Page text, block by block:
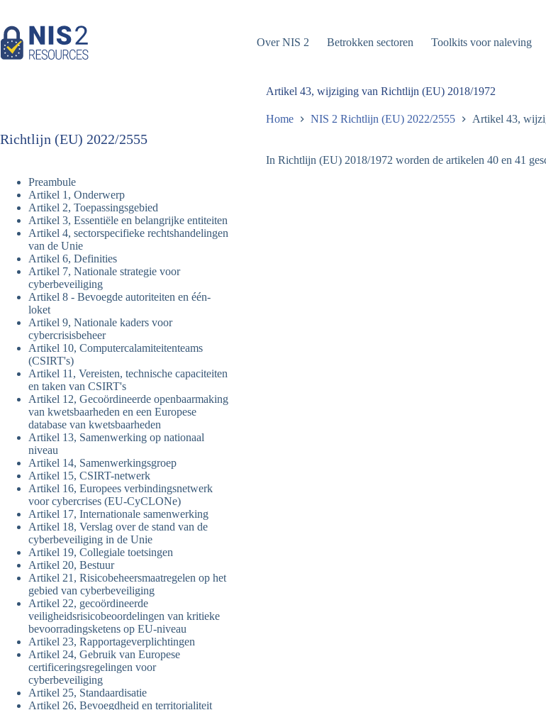
inhoud
Over NIS 2
Betrokken sectoren Toolkits voor naleving
Artikel 43, wijziging van Richtlijn (EU) 2018/1972
Home NIS 2 Richtlijn (EU) 2022/2555 Artikel 43,
In Richtlijn (EU) 2018/1972 worden de artikelen 40 en 41
Richtlijn (EU) 2022/2555
Preambule
Artikel 1, Onderwerp
Artikel 2, Toepassingsgebied
Artikel 3, Essentiële en belangrijke entiteiten
Artikel 4, sectorspecifieke rechtshandelingen
van de Unie
Artikel 6, Definities
Artikel 7, Nationale strategie voor
cyberbeveiliging
Artikel 8 - Bevoegde autoriteiten en één-
loket
Artikel 9, Nationale kaders voor
cybercrisisbeheer
Artikel 10, Computercalamiteitenteams
(CSIRT's)
Artikel 11, Vereisten, technische capaciteiten
en taken van CSIRT's
Artikel 12, Gecoördineerde openbaarmaking
van kwetsbaarheden en een Europese
database van kwetsbaarheden
Artikel 13, Samenwerking op nationaal
niveau
Artikel 14, Samenwerkingsgroep
Artikel 15, CSIRT-netwerk
Artikel 16, Europees verbindingsnetwerk
voor cybercrises (EU-CyCLONe)
Artikel 17, Internationale samenwerking
Artikel 18, Verslag over de stand van de
cyberbeveiliging in de Unie
Artikel 19, Collegiale toetsingen
Artikel 20, Bestuur
Artikel 21, Risicobeheersmaatregelen op het
gebied van cyberbeveiliging
Artikel 22, gecoördineerde
veiligheidsrisicobeoordelingen van kritieke
bevoorradingsketens op EU-niveau
Artikel 23, Rapportageverplichtingen
Artikel 24, Gebruik van Europese
certificeringsregelingen voor
cyberbeveiliging
Artikel 25, Standaardisatie
Artikel 26, Bevoegdheid en territorialiteit